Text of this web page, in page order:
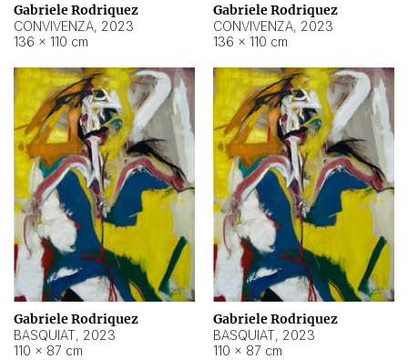
Gabriele Rodriquez
CONVIVENZA, 2023
136 × 110 cm
Gabriele Rodriquez
CONVIVENZA, 2023
136 × 110 cm
Gabriele Rodriquez
BASQUIAT, 2023
110 × 87 cm
Gabriele Rodriquez
BASQUIAT, 2023
110 × 87 cm